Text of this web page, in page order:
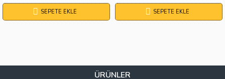
SEPETE EKLE SEPETE EKLE
ÜRÜNLER